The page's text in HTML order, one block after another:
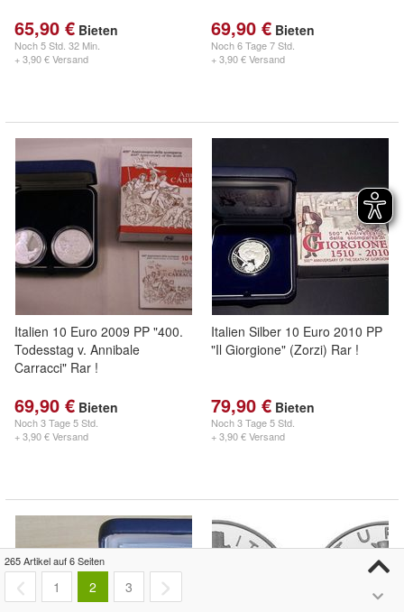
65,90 € Bieten
Noch5 Std. 32 Min.
+ 3,90 € Versand
69,90 € Bieten
Noch6 Tage 7 Std.
+ 3,90 € Versand
Italien 10 Euro 2009 PP "400.
Todesstag v. Annibale
Carracci" Rar !
69,90 € Bieten
Noch3 Tage 5 Std.
+ 3,90 € Versand
Italien Silber 10 Euro 2010 PP
"Il Giorgione" (Zorzi) Rar !
79,90 € Bieten
Noch3 Tage 5 Std.
+ 3,90 € Versand
265 Artikel auf 6 Seiten
1 2 3